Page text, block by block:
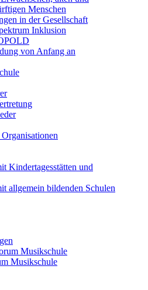
Menschen
in der Gesellschaft
Inklusion
von Anfang an
Kindertagesstätten und
allgemein bildenden Schulen
Musikschule
Musikschule